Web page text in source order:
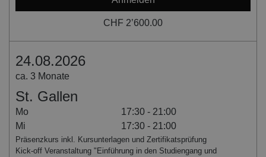
CHF 2’600.00
24.08.2026
ca. 3 Monate
St. Gallen
Mo
17:30 - 21:00
Mi
17:30 - 21:00
Präsenzkurs inkl. Kursunterlagen und Zertifikatsprüfung
Kick-off Veranstaltung "Einführung in den Studiengang und